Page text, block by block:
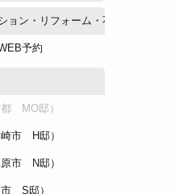
ョン・リフォーム・不動産のご相談
予約
MO邸）
市 H邸）
市 N邸）
S邸）